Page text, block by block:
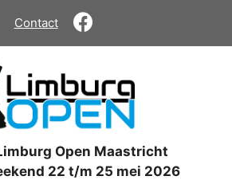
Contact
Open Maastricht
22 t/m 25 mei 2026